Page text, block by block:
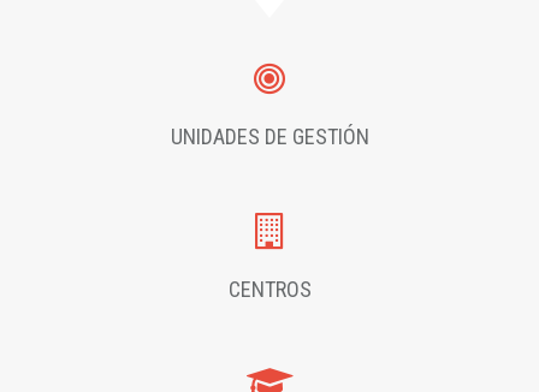
UNIDADES DE GESTIÓN
CENTROS